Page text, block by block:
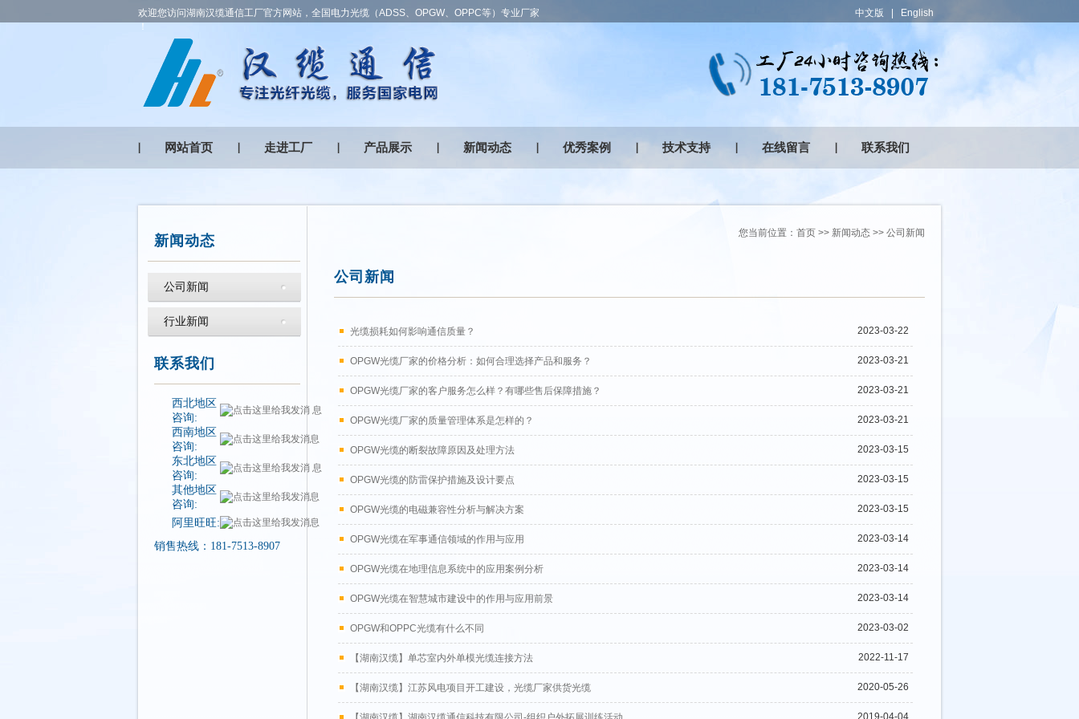
欢迎您访问湖南汉缆通信工厂官方网站，全国电力光缆（ADSS、OPGW、OPPC等）专业厂家
！
中文版 English
网站首页 走进工厂 产品展示 新闻动态 优秀案例 技术支持 在线留言 联系我们
新闻动态
公司新闻
行业新闻
联系我们
西北地区
咨询:
西南地区
咨询:
东北地区
咨询:
其他地区
咨询:
阿里旺旺:
销售热线：181-7513-8907
您当前位置： 首页 >> 新闻动态 >> 公司新闻
公司新闻
2023-03-22
光缆损耗如何影响通信质量？
2023-03-21
OPGW光缆厂家的价格分析：如何合理选择产品和服务？
2023-03-21
OPGW光缆厂家的客户服务怎么样？有哪些售后保障措施？
2023-03-21
OPGW光缆厂家的质量管理体系是怎样的？
2023-03-15
OPGW光缆的断裂故障原因及处理方法
2023-03-15
OPGW光缆的防雷保护措施及设计要点
2023-03-15
OPGW光缆的电磁兼容性分析与解决方案
2023-03-14
OPGW光缆在军事通信领域的作用与应用
2023-03-14
OPGW光缆在地理信息系统中的应用案例分析
2023-03-14
OPGW光缆在智慧城市建设中的作用与应用前景
2023-03-02
OPGW和OPPC光缆有什么不同
2022-11-17
【湖南汉缆】单芯室内外单模光缆连接方法
2020-05-26
【湖南汉缆】江苏风电项目开工建设，光缆厂家供货光缆
2019-04-04